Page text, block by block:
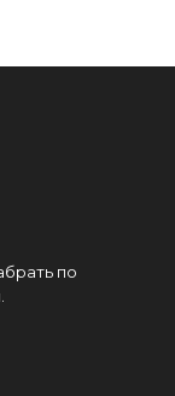
по